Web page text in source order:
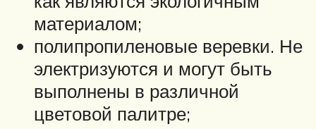
материалом;
полипропиленовые веревки. Не
электризуются и могут быть
выполнены в различной
цветовой палитре;